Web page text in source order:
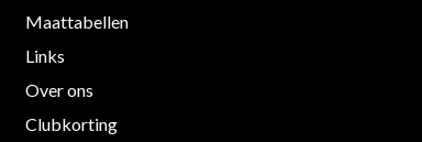
Maattabellen
Links
Over ons
Clubkorting